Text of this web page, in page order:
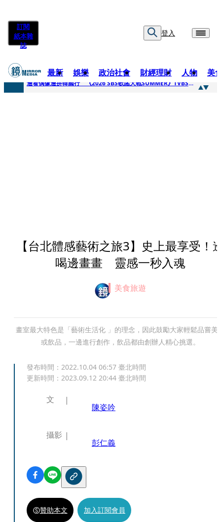
訂閱
紙本雜
誌
登入
最新 娛樂 政治社會 財經理財 人物 美
快訊
邊看偶像邊拚韓國行 《2026 SBS歌謠大戰SUMMER》TVBS直播祭追星福利
【台北體感藝術之旅3】史上最享受！
喝邊畫畫 靈感一秒入魂
美食旅遊
畫室最大特色是「藝術生活化 」的理念，因此鼓勵大家輕鬆品嘗美
或飲品，一邊進行創作，飲品都由創辦人精心挑選。
發布時間： 2022.10.04 06:57 臺北時間
更新時間： 2023.09.12 20:44 臺北時間
文
陳姿吟
攝影
彭仁義
贊助本文 加入訂閱會員